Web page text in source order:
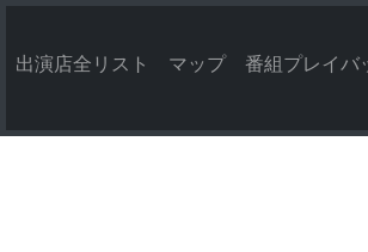
出演店全リスト マップ 番組プレイバ